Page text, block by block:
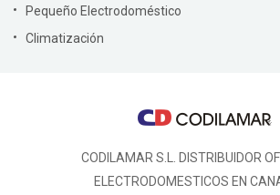
Pequeño Electrodoméstico
Climatización
CODILAMAR S.L. DISTRIBUIDOR
ELECTRODOMESTICOS EN